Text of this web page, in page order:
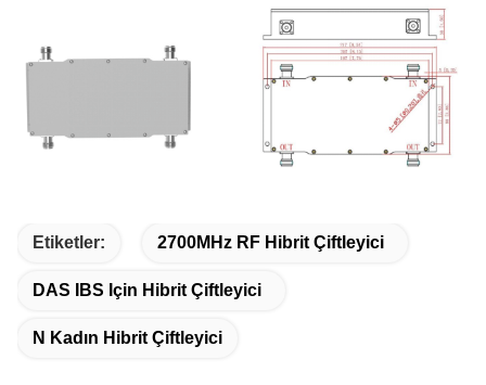
Etiketler: 2700MHz RF Hibrit Çiftleyici
DAS IBS Için Hibrit Çiftleyici
N Kadın Hibrit Çiftleyici